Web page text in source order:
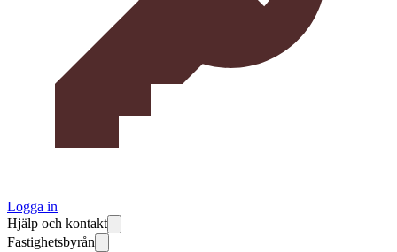
Logga in
Hjälp och kontakt
Fastighetsbyrån